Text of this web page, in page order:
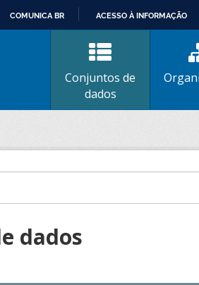
CONTEÚDO
COMUNICA BR ACESSO À INFORMAÇÃO
Conjuntos de
dados
dados